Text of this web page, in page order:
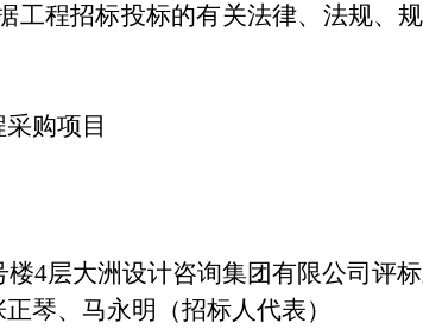
程招标投标的有关法律、法规、
购项目
楼4层大洲设计咨询集团有限公司评
琴、马永明（招标人代表）